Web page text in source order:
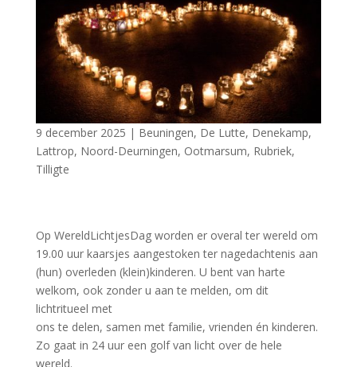
9 december 2025 | Beuningen, De Lutte, Denekamp,
Lattrop, Noord-Deurningen, Ootmarsum, Rubriek,
Tilligte
Op WereldLichtjesDag worden er overal ter wereld om
19.00 uur kaarsjes aangestoken ter nagedachtenis aan
(hun) overleden (klein)kinderen. U bent van harte
welkom, ook zonder u aan te melden, om dit
lichtritueel met
ons te delen, samen met familie, vrienden én kinderen.
Zo gaat in 24 uur een golf van licht over de hele
wereld.